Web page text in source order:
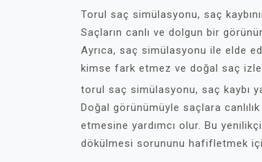
Torul saç simülasyonu, saç
Saçların canlı ve dolgun bir
Ayrıca, saç simülasyonu ile elde
kimse fark etmez ve doğal saç
torul saç simülasyonu, saç kaybı
Doğal görünümüyle saçlara
etmesine yardımcı olur. Bu
dökülmesi sorununu hafifletmek